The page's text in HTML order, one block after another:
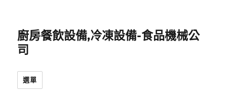
廚房餐飲設備,冷凍設備-食品機械公
司
選單